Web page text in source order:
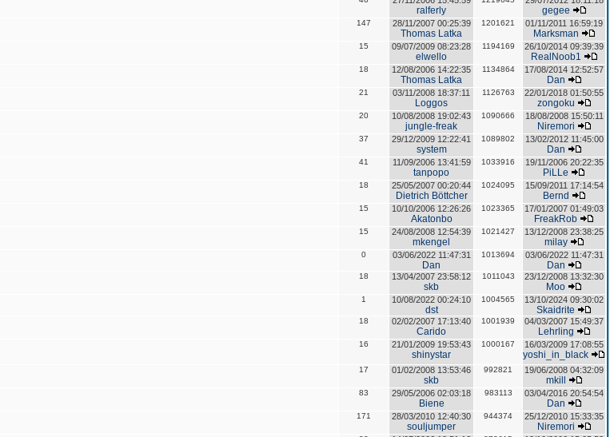
ralferly gegee
147 28/11/2007 00:25:39
Thomas Latka
1201621 01/11/2011 16:59:19
Marksman
15 09/07/2009 08:23:28
elwello
1194169 26/10/2014 09:39:39
RealNoob1
18 12/08/2006 14:22:35
Thomas Latka
1134864 17/08/2014 12:52:57
Dan
21 03/11/2008 18:37:11
Loggos
1126763 22/01/2018 01:50:55
zongoku
20 10/08/2008 19:02:43
jungle-freak
1090666 18/08/2008 15:50:11
Niremori
37 29/12/2009 12:22:41
system
1089802 13/02/2012 11:45:00
Dan
41 11/09/2006 13:41:59
tanpopo
1033916 19/11/2006 20:22:35
PiLLe
18 25/05/2007 00:20:44
Dietrich Böttcher
1024095 15/09/2011 17:14:54
Bernd
15 10/10/2006 12:26:26
Akatonbo
1023365 17/01/2007 01:49:03
FreakRob
15 24/08/2008 12:54:39
mkengel
1021427 13/12/2008 23:38:25
milay
0 03/06/2022 11:47:31
Dan
1013694 03/06/2022 11:47:31
Dan
18 13/04/2007 23:58:12
skb
1011043 23/12/2008 13:32:30
Moo
1 10/08/2022 00:24:10
dst
1004565 13/10/2024 09:30:02
Skaidrite
18 02/02/2007 17:13:40
Carido
1001939 04/03/2007 15:49:37
Lehrling
16 21/01/2009 19:53:43
shinystar
1000167 16/03/2009 17:08:55
yoshi_in_black
17 01/02/2008 13:53:46
skb
992821 19/06/2008 04:32:09
mkill
83 29/05/2006 02:03:18
Biene
983113 03/04/2016 20:54:54
Dan
171 28/03/2010 12:40:30
souljumper
944374 25/12/2010 15:33:35
Niremori